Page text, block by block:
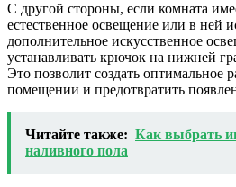
С другой стороны, если комната
естественное освещение или в ней
дополнительное искусственное
устанавливать крючок на нижней
Это позволит создать оптимальное
помещении и предотвратить
Читайте также: Как выбрать
наливного пола